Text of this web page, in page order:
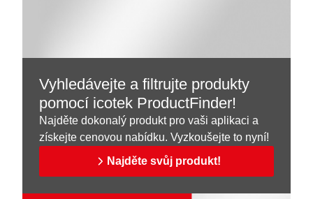
Vyhledávejte a filtrujte produkty
pomocí icotek ProductFinder!
Najděte dokonalý produkt pro vaši aplikaci a
získejte cenovou nabídku. Vyzkoušejte to nyní!
Najděte svůj produkt!